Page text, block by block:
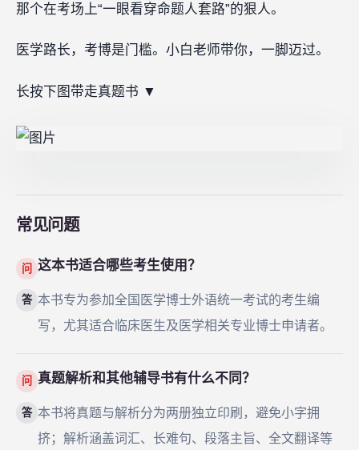
那个在考场上“一眼看穿命题人套路”的狠人。
医学路长，考博是门槛。小白老师带你，一脚迈过。
长按下图带走真题书 ▼
常见问题
问 这本书适合哪些考生使用？
答 本书专为参加全国医学博士外语统一考试的考生编
写，尤其适合临床医生及医学相关专业博士申请者。
问 真题解析和其他辅导书有什么不同？
答 本书将真题与解析分为两册独立印刷，避免小字拥
挤；解析涵盖词汇、长难句、段落主旨、全文翻译等